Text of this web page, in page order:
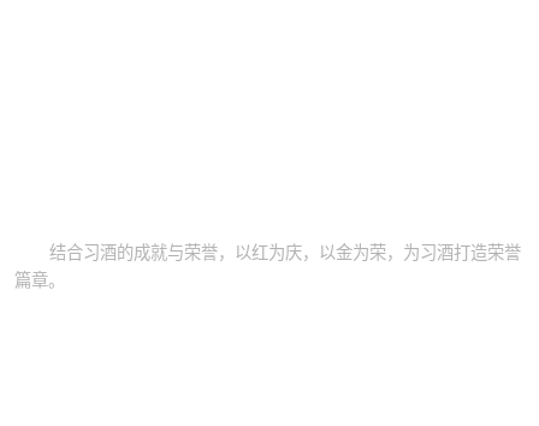
结合习酒的成就与荣誉，以红为庆，以金为荣，为习酒打造荣誉
篇章。